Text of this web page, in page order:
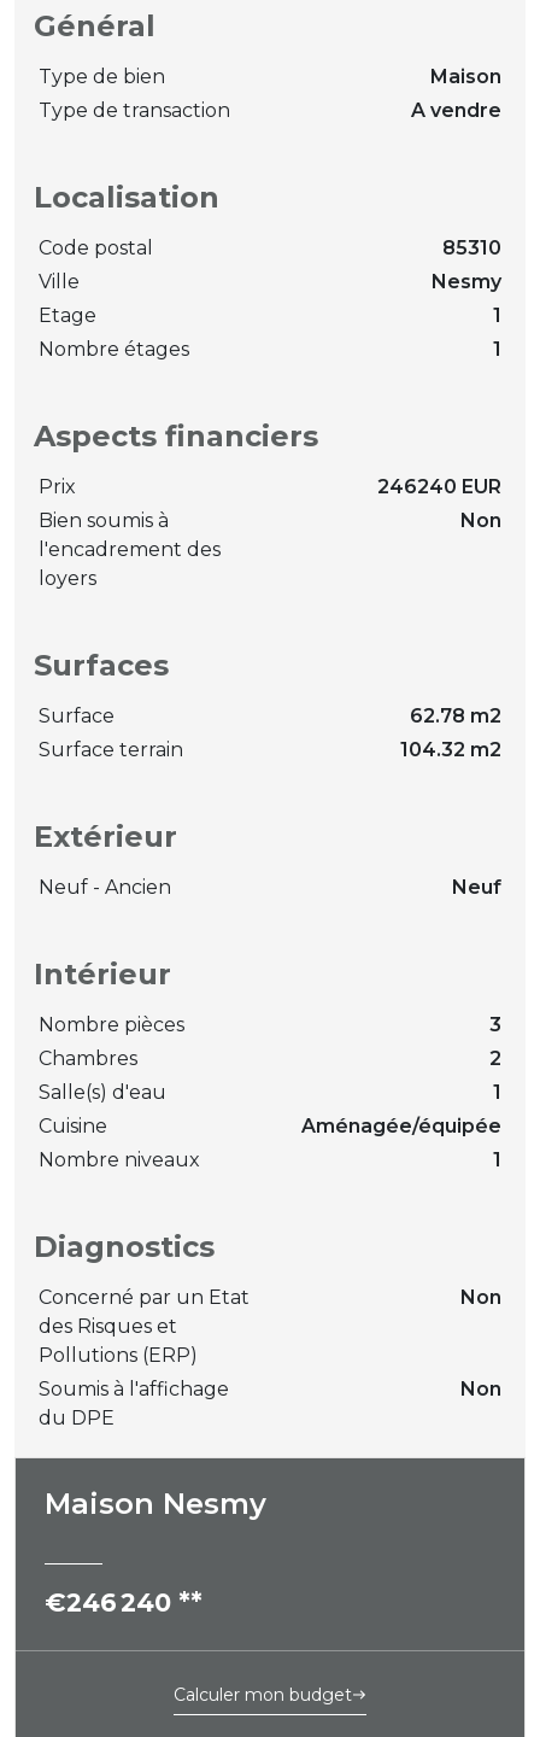
Général
Type de bien
Maison
Type de transaction
A vendre
Localisation
Code postal
85310
Ville
Nesmy
Etage
1
Nombre étages
1
Aspects financiers
Prix
246240 EUR
Bien soumis à
l'encadrement des
loyers
Non
Surfaces
Surface
62.78 m2
Surface terrain
104.32 m2
Extérieur
Neuf - Ancien Neuf
Intérieur
Nombre pièces
3
Chambres
2
Salle(s) d'eau
1
Cuisine
Aménagée/équipée
Nombre niveaux
1
Diagnostics
Concerné par un Etat
des Risques et
Pollutions (ERP)
Non
Soumis à l'affichage
du DPE
Non
Maison Nesmy
€246 240 **
Calculer mon budget